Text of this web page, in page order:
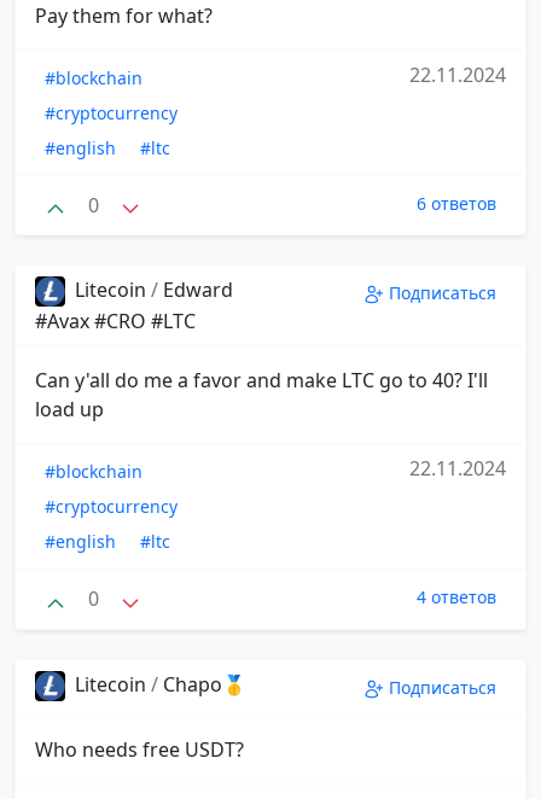
Pay them for what?
#blockchain
#cryptocurrency
#english
#ltc
22.11.2024
0 6 ответов
Litecoin / Edward
#Avax #CRO #LTC
Подписаться
Can y'all do me a favor and make LTC go to 40? I'll
load up
#blockchain
#cryptocurrency
#english
#ltc
22.11.2024
0 4 ответов
Litecoin / Chapo🥇 Подписаться
Who needs free USDT?